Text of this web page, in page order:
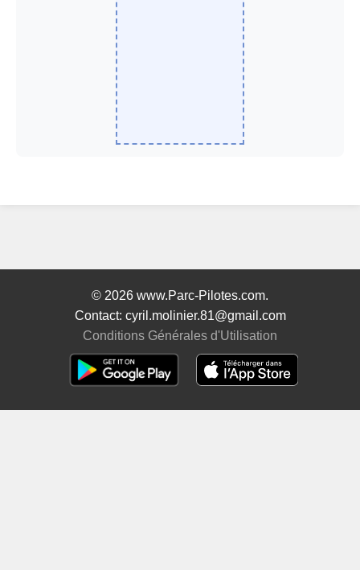
© 2026 www.Parc-Pilotes.com.
Contact: cyril.molinier.81@gmail.com
Conditions Générales d'Utilisation